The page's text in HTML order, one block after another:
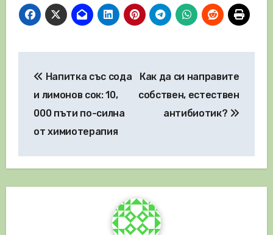
Напитка със сода
и лимонов сок: 10,
000 пъти по-силна
от химиотерапия
Как да си направите
собствен, естествен
антибиотик?